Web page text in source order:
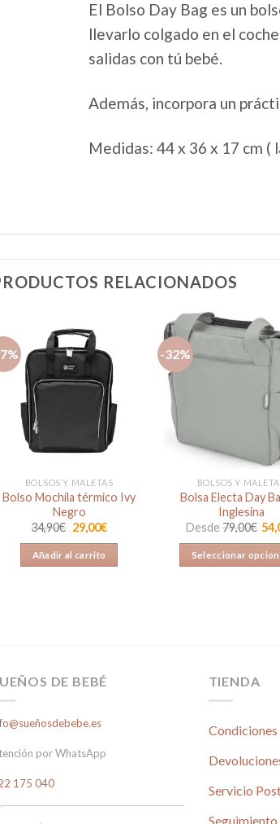
El Bolso Day Bag es un
llevarlo colgado en el
salidas con tú bebé.
Además, incorpora un
Medidas: 44 x 36 x 17 cm (
RELACIONADOS
Añadir
a la
lista de
deseos
BOLSOS Y MALETAS
Bolso Mochila térmico Ivy
Negro
34,90€ El
precio
original
era:
29,00€El
Añadir al carrito
-32%
BOLSOS Y
Bolsa Electa Day
Inglesina
Desde79,00€
Seleccionar
pueden
en
página
de
DE BEBÉ
por WhatsApp
175 040
TIENDA
Condiciones
Servicio